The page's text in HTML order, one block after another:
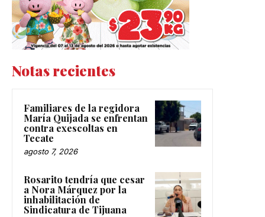
Notas recientes
Familiares de la regidora
María Quijada se enfrentan
contra exescoltas en
Tecate
agosto 7, 2026
Rosarito tendría que cesar
a Nora Márquez por la
inhabilitación de
Sindicatura de Tijuana